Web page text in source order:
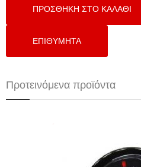
Προτεινόμενα προϊόντα